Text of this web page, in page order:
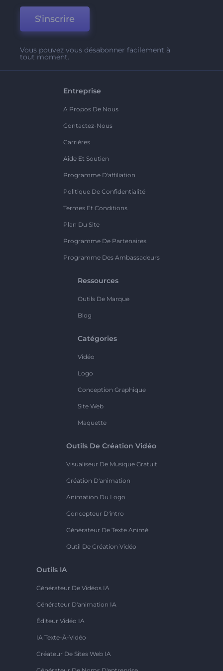
S'inscrire
Vous pouvez vous désabonner facilement à
tout moment.
Entreprise
A Propos De Nous
Contactez-Nous
Carrières
Aide Et Soutien
Programme D'affiliation
Politique De Confidentialité
Termes Et Conditions
Plan Du Site
Programme De Partenaires
Programme Des Ambassadeurs
Ressources
Outils De Marque
Blog
Catégories
Vidéo
Logo
Conception Graphique
Site Web
Maquette
Outils De Création Vidéo
Visualiseur De Musique Gratuit
Création D'animation
Animation Du Logo
Concepteur D'intro
Générateur De Texte Animé
Outil De Création Vidéo
Outils IA
Générateur De Vidéos IA
Générateur D'animation IA
Éditeur Vidéo IA
IA Texte-À-Vidéo
Créateur De Sites Web IA